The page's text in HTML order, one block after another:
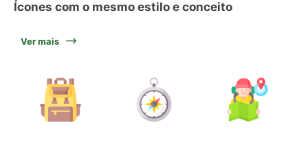
Ícones com o mesmo estilo e conceito
Ver mais